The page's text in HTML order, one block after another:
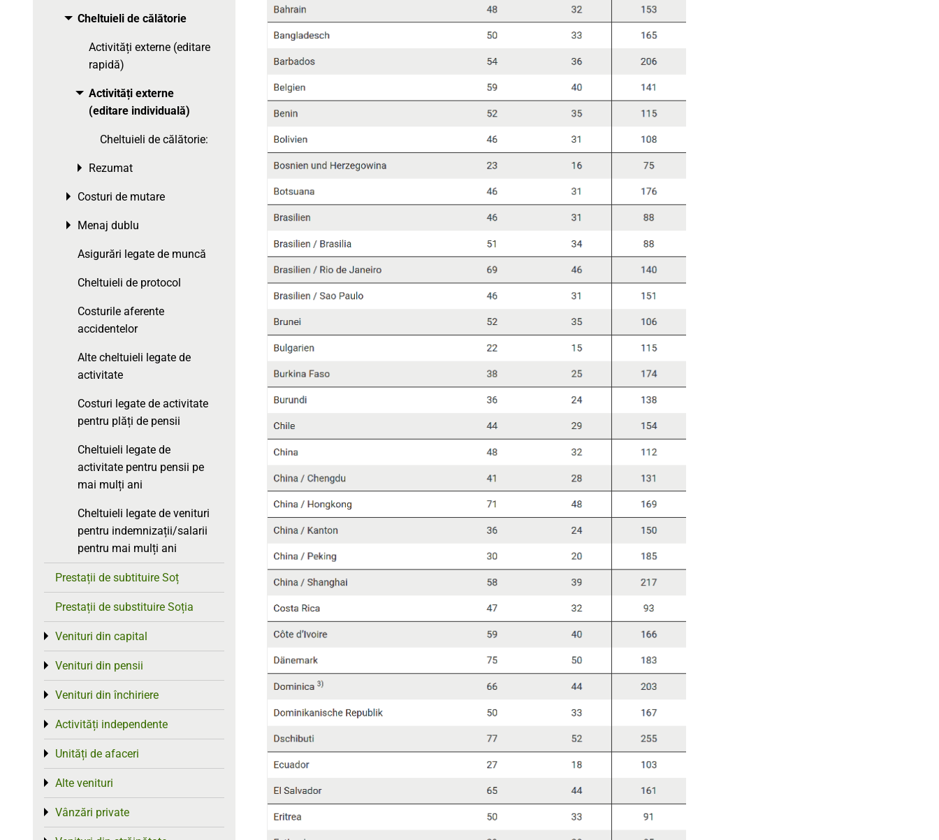
Cheltuieli de călătorie
Toggle menu
Activități externe (editare
rapidă)
Activități externe
(editare individuală)
Toggle menu
Cheltuieli de călătorie:
Rezumat
Toggle menu
Costuri de mutare
Toggle menu
Menaj dublu
Toggle menu
Asigurări legate de muncă
Cheltuieli de protocol
Costurile aferente
accidentelor
Alte cheltuieli legate de
activitate
Costuri legate de activitate
pentru plăți de pensii
Cheltuieli legate de
activitate pentru pensii pe
mai mulți ani
Cheltuieli legate de venituri
pentru indemnizații/salarii
pentru mai mulți ani
Prestații de subtituire Soț
Prestații de substituire Soția
Venituri din capital
Toggle menu
Venituri din pensii
Toggle menu
Venituri din închiriere
Toggle menu
Activități independente
Toggle menu
Unități de afaceri
Toggle menu
Alte venituri
Toggle menu
Vânzări private
Toggle menu